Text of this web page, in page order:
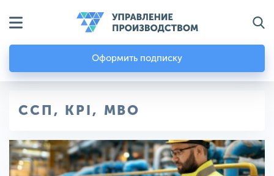
Оформить подписку
ССП, KPI, MBO